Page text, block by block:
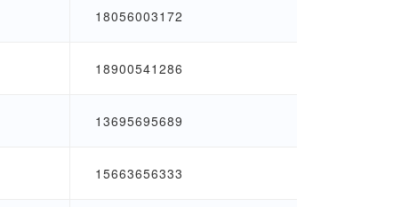
18056003172
18900541286
13695695689
15663656333